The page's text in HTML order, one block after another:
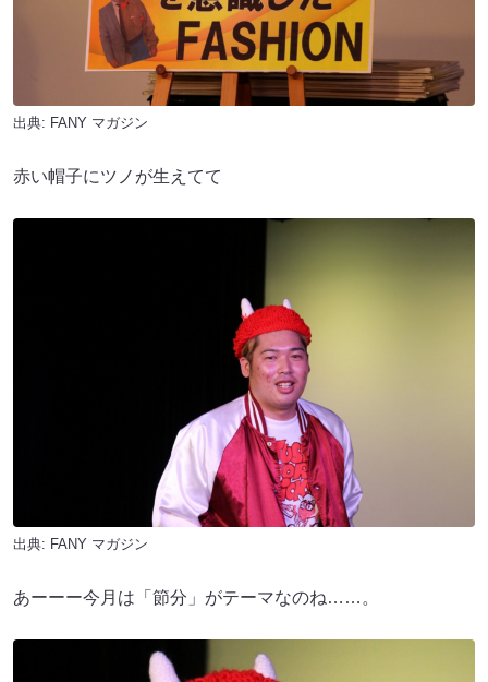
出典: FANY マガジン
赤い帽子にツノが生えてて
出典: FANY マガジン
あーーー今月は「節分」がテーマなのね……。